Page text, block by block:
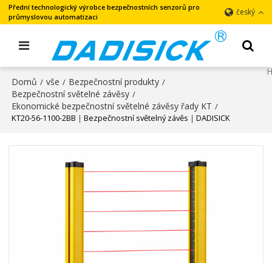
Přední technologický výrobce bezpečnostních senzorů pro
průmyslovou automatizaci
český
Domů / vše / Bezpečnostní produkty /
Bezpečnostní světelné závěsy /
Ekonomické bezpečnostní světelné závěsy řady KT /
KT20-56-1100-2BB｜Bezpečnostní světelný závěs｜DADISICK